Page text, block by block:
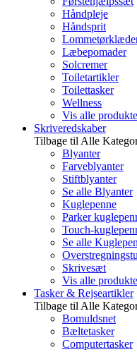
Håndpleje
Håndsprit
Læbepomader
Solcremer
Toiletartikler
Toilettasker
Wellness
Vis alle
Skriveredskaber
Tilbage til Alle
Blyanter
Farveblyanter
Stiftblyanter
Se alle Blyanter
Kuglepenne
Parker
Touch-
Se alle
Skrivesæt
Vis alle
Tasker & Rejseartikler
Tilbage til Alle
Bomuldsnet
Bæltetasker
Computertasker